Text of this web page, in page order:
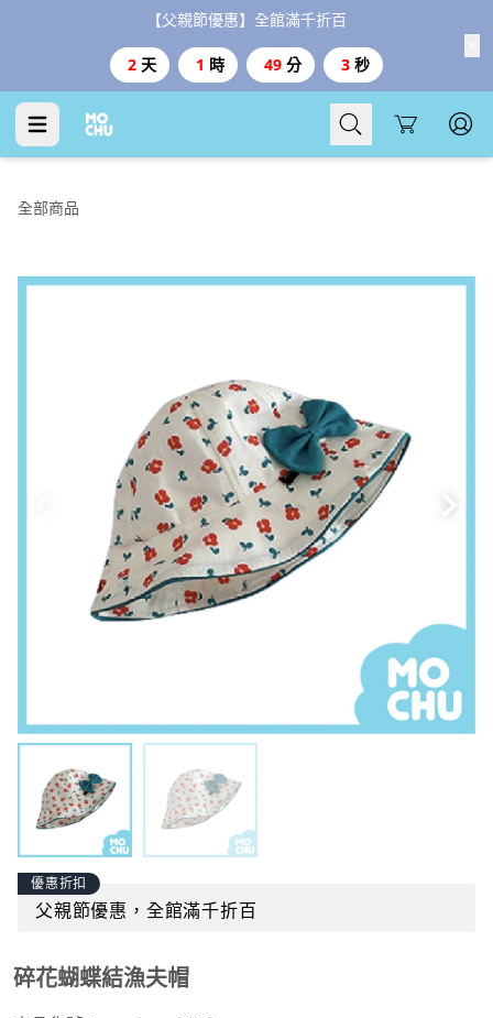
【父親節優惠】全館滿千折百
2 天 1 時 49 分 3 秒
Cart
全部商品
優惠折扣
父親節優惠，全館滿千折百
碎花蝴蝶結漁夫帽